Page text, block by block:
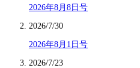
2026年8月8日号
2026/7/30
2026年8月1日号
2026/7/23